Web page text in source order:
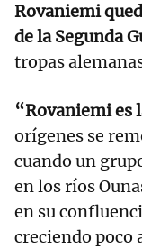
Rovaniemi
de la Segunda
tropas
“Rovaniemi es
orígenes se
cuando un
en los ríos
en su
creciendo poco